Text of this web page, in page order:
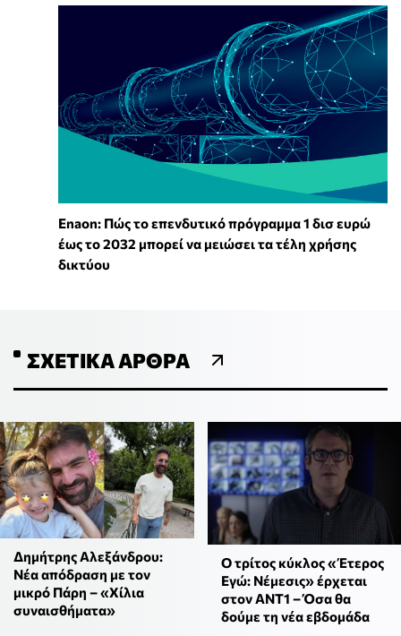
Enaon: Πώς το επενδυτικό πρόγραμμα 1 δισ ευρώ
έως το 2032 μπορεί να μειώσει τα τέλη χρήσης
δικτύου
ΣΧΕΤΙΚΆ ΆΡΘΡΑ
Δημήτρης Αλεξάνδρου:
Νέα απόδραση με τον
μικρό Πάρη – «Χίλια
συναισθήματα»
Ο τρίτος κύκλος «Έτερος
Εγώ: Νέμεσις» έρχεται
στον ΑΝΤ1 – Όσα θα
δούμε τη νέα εβδομάδα